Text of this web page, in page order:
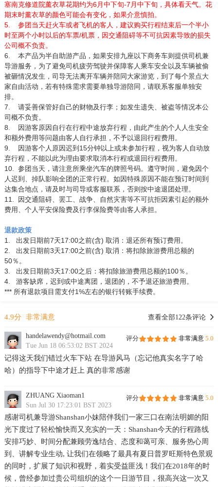
塞南克修道院薰衣草花期约为6月中下旬-7月中下旬，具体看天气。 花
期末时薰衣草的颜色可能会有变化，如果介意慎拍。
5. 参团当天赶火车或者飞机的客人，建议购买行程结束后一个半小
时至两个小时以后的车票/机票，因交通阻碍等不可抗因素导致的损失
公司概不负责。
6. 本产品为半自助游产品，如果安排九座以下商务车则提供司机兼
导游服务，为了避免司机疲劳驾驶并保障客人乘车安全以及车辆被偷
被砸情况发生，司导无法离开车辆并陪同大家游览，到了每个景点大
家自由活动，若有特殊需求需要单独导游陪同，请联系客服单独安
排。
7. 请妥善保管好自己的财物及行李；如发生遗失、被盗等情况本公
司概不负责。
8. 因游客原因自行在行程中途放弃行程，由此产生的个人人生安全
和额外费用等问题由客人自行承担，不予以退回行程费用。
9. 因游客个人原因迟到15分钟以上或未参加行程，视为客人自动放
弃行程，不能以此为理由要求取消本行程或退回行程费用。
10. 参团当天，请注意所乘坐汽车的牌照号码。遵守时间，避免因个
人迟到、掉队影响全团的正常行程。如因特殊原因不能在预订时间到
达集合地点，请及时与司导或客服联系，否则按中途退团处理。
11. 因交通阻碍、罢工、战争、自然灾害等不可抗拒因素引起的额外
费用、个人平安保险费及行李保险费等由客人承担。
退款政策
1. 出发日期前7天17:00之前(含) 取消：退还所有预订费用。
2. 出发日期前3天17:00之前(含) 取消：将扣除旅游费用总额的
50％。
3. 出发日期前3天17:00之后：将扣除旅游费用总额的100％。
4. 游客缺席，迟到或中途离团，退团的，不予退还旅游费用。
*** 所有退款项目需支付1%左右的银行转账手续费。
4.9分 非常满意 查看全部122条评论
handelawendy@hotmail.com
Tue Jun 18 06:53:02 BST 2024
评分 非常满意 5.0
记得这天我们错过火车下站 在导游风马（忘记他真实名字了哈
哈）的指导下中途才赶上 真的非常感谢
ZHUANG Xiaoman1
Sun Jul 30 17:23:01 BST 2023
评分 非常满意 5.0
感谢司机兼导游Shanshan小妹陪伴我们一家三口在南法明媚的阳
光下度过了轻松愉快而又充实的一天：Shanshan今天的行程路线
安排巧妙、时间分配兼顾劳逸结合、态度和蔼可亲、服务热心周
到、讲解专业生动, 让我们在领略了最具有夏日普罗旺斯特色景观
的同时，扩展了知识和视野，着实受益匪浅！我们在2018年的时
候，曾经参加过贵公司组织的这个一日游节目，很高兴这一次又